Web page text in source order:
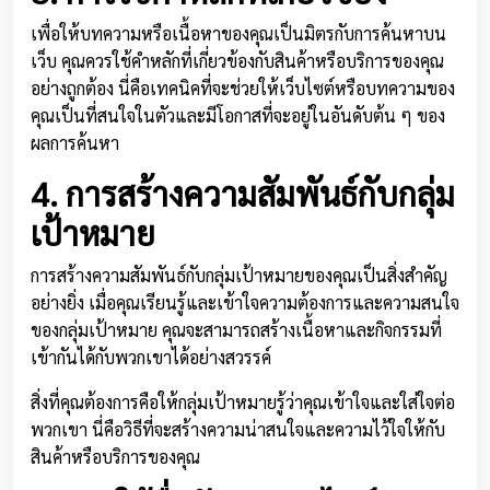
เพื่อให้บทความหรือเนื้อหาของคุณเป็นมิตรกับการค้นหาบน
เว็บ คุณควรใช้คำหลักที่เกี่ยวข้องกับสินค้าหรือบริการของคุณ
อย่างถูกต้อง นี่คือเทคนิคที่จะช่วยให้เว็บไซต์หรือบทความของ
คุณเป็นที่สนใจในตัวและมีโอกาสที่จะอยู่ในอันดับต้น ๆ ของ
ผลการค้นหา
4. การสร้างความสัมพันธ์กับกลุ่ม
เป้าหมาย
การสร้างความสัมพันธ์กับกลุ่มเป้าหมายของคุณเป็นสิ่งสำคัญ
อย่างยิ่ง เมื่อคุณเรียนรู้และเข้าใจความต้องการและความสนใจ
ของกลุ่มเป้าหมาย คุณจะสามารถสร้างเนื้อหาและกิจกรรมที่
เข้ากันได้กับพวกเขาได้อย่างสวรรค์
สิ่งที่คุณต้องการคือให้กลุ่มเป้าหมายรู้ว่าคุณเข้าใจและใส่ใจต่อ
พวกเขา นี่คือวิธีที่จะสร้างความน่าสนใจและความไว้ใจให้กับ
สินค้าหรือบริการของคุณ